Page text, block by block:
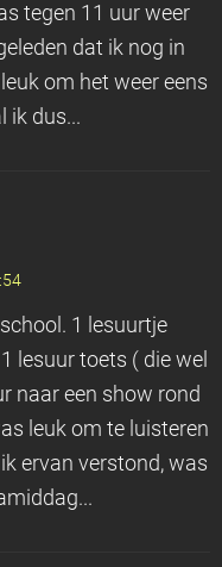
tegen 11 uur weer
dat ik nog in
om het weer eens
ik dus...
1 lesuurtje
lesuur toets ( die wel
naar een show rond
leuk om te luisteren
ervan verstond, was